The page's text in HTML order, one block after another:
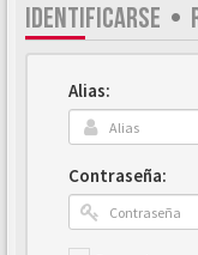
IDENTIFICARSE •
Alias:
Contraseña: